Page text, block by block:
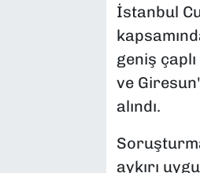
İstanbul
geniş
ve
alındı.
aykırı